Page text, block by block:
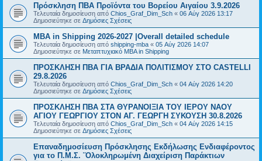
Πρόσκληση ΠΒΑ Προϊόντα του Βορείου Αιγαίου 3.9.2026
Τελευταία δημοσίευση από Chios_Graf_Dim_Sch « 06 Αύγ 2026 13:17
Δημοσιεύτηκε σε Δημόσιες Σχέσεις
MBA in Shipping 2026-2027 |Overall detailed schedule
Τελευταία δημοσίευση από shipping-mba « 05 Αύγ 2026 14:07
Δημοσιεύτηκε σε Μεταπτυχιακό MBA in Shipping
ΠΡΟΣΚΛΗΣΗ ΠΒΑ ΓΙΑ ΒΡΑΔΙΑ ΠΟΛΙΤΙΣΜΟΥ ΣΤΟ CASTELLI
29.8.2026
Τελευταία δημοσίευση από Chios_Graf_Dim_Sch « 04 Αύγ 2026 14:20
Δημοσιεύτηκε σε Δημόσιες Σχέσεις
ΠΡΟΣΚΛΗΣΗ ΠΒΑ ΣΤΑ ΘΥΡΑΝΟΙΞΙΑ ΤΟΥ ΙΕΡΟΥ ΝΑΟΥ
ΑΓΙΟΥ ΓΕΩΡΓΙΟΥ ΣΤΟΝ ΑΓ. ΓΕΩΡΓΗ ΣΥΚΟΥΣΗ 30.8.2026
Τελευταία δημοσίευση από Chios_Graf_Dim_Sch « 04 Αύγ 2026 14:15
Δημοσιεύτηκε σε Δημόσιες Σχέσεις
Επαναδημοσίευση Πρόσκλησης Εκδήλωσης Ενδιαφέροντος
για το Π.Μ.Σ. ¨Ολοκληρωμένη Διαχείριση Παράκτιων